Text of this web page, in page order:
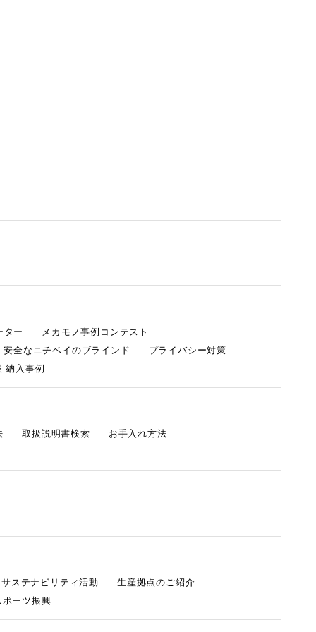
ター
メカモノ事例コンテスト
安全なニチベイのブラインド
プライバシー対策
納入事例
取扱説明書検索 お手入れ方法
ステナビリティ活動
生産拠点のご紹介
ポーツ振興